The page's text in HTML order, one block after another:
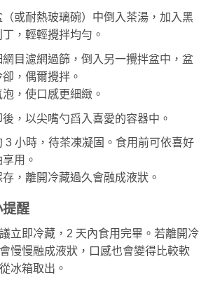
或耐熱玻璃碗）中倒入茶湯，加入黑
，輕輕攪拌均勻。
目濾網過篩，倒入另一攪拌盆中，盆
，偶爾攪拌。
，使口感更細緻。
，以尖嘴勺舀入喜愛的容器中。
3 小時，待茶凍凝固。食用前可依喜好
用。
，離開冷藏過久會融成液狀。
提醒
立即冷藏，2 天內食用完畢。若離開冷
慢慢融成液狀，口感也會變得比較軟
冰箱取出。